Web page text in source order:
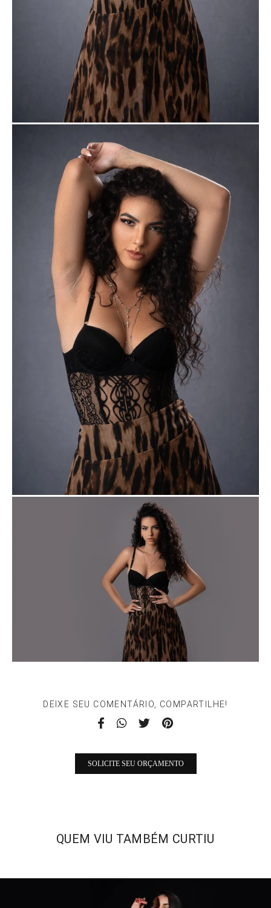
DEIXE SEU COMENTÁRIO, COMPARTILHE!
SOLICITE SEU ORÇAMENTO
QUEM VIU TAMBÉM CURTIU